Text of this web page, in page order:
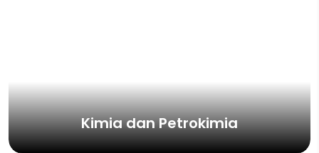
Kimia dan Petrokimia